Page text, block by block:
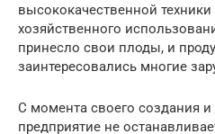
высококачественной
хозяйственного
принесло свои плоды, и
заинтересовались многие
С момента своего создания
предприятие не